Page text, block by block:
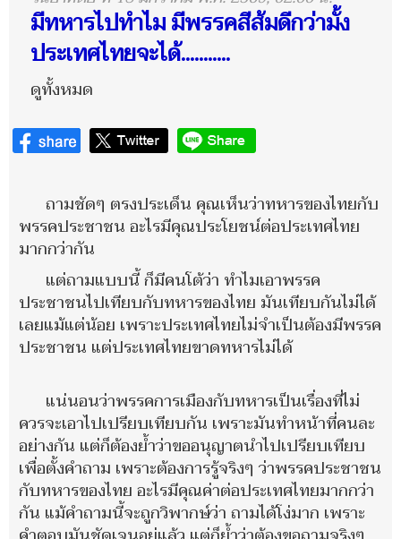
มีทหารไปทำไม มีพรรคสีส้มดีกว่ามั้ง
ประเทศไทยจะได้...........
ดูทั้งหมด
ถามชัดๆ ตรงประเด็น คุณเห็นว่าทหารของไทยกับ
พรรคประชาชน อะไรมีคุณประโยชน์ต่อประเทศไทย
มากกว่ากัน
แต่ถามแบบนี้ ก็มีคนโต้ว่า ทำไมเอาพรรค
ประชาชนไปเทียบกับทหารของไทย มันเทียบกันไม่ได้
เลยแม้แต่น้อย เพราะประเทศไทยไม่จำเป็นต้องมีพรรค
ประชาชน แต่ประเทศไทยขาดทหารไม่ได้
แน่นอนว่าพรรคการเมืองกับทหารเป็นเรื่องที่ไม่
ควรจะเอาไปเปรียบเทียบกัน เพราะมันทำหน้าที่คนละ
อย่างกัน แต่ก็ต้องย้ำว่าขออนุญาตนำไปเปรียบเทียบ
เพื่อตั้งคำถาม เพราะต้องการรู้จริงๆ ว่าพรรคประชาชน
กับทหารของไทย อะไรมีคุณค่าต่อประเทศไทยมากกว่า
กัน แม้คำถามนี้จะถูกวิพากษ์ว่า ถามได้โง่มาก เพราะ